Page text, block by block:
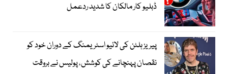
ڈبلیو کار مالکان کا شدید ردعمل
پیریز ہلٹن کی لائیو اسٹریمنگ کے دوران خود کو
نقصان پہنچانے کی کوشش، پولیس نے بروقت